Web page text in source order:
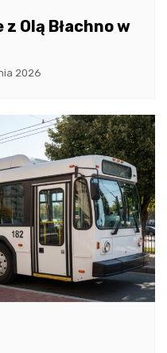
Olą Błachno w
2026